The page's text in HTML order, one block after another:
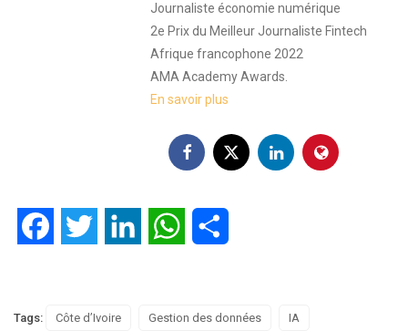
Journaliste économie numérique
2e Prix du Meilleur Journaliste Fintech
Afrique francophone 2022
AMA Academy Awards.
En savoir plus
FacebookTwitter LinkedIn WhatsApp
Tags: Côte d’Ivoire Gestion des données IA